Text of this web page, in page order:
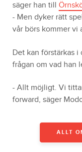
säger han till
- Men dyker rätt
vår börs kommer vi
Det kan förstärkas i
frågan om vad han
- Allt möjligt. Vi
forward, säger
ALLT